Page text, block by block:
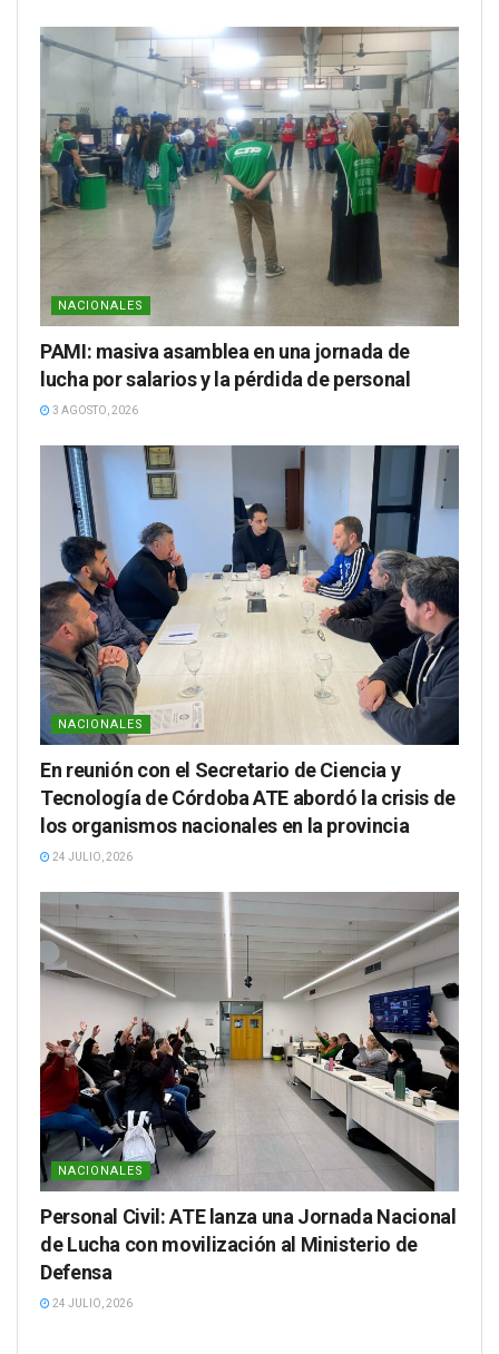
NACIONALES
PAMI: masiva asamblea en una jornada de
lucha por salarios y la pérdida de personal
3 AGOSTO, 2026
NACIONALES
En reunión con el Secretario de Ciencia y
Tecnología de Córdoba ATE abordó la crisis de
los organismos nacionales en la provincia
24 JULIO, 2026
NACIONALES
Personal Civil: ATE lanza una Jornada Nacional
de Lucha con movilización al Ministerio de
Defensa
24 JULIO, 2026